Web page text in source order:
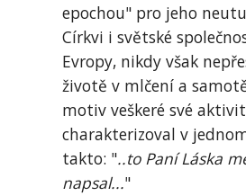
epochou" pro jeho
Církvi i světské
Evropy, nikdy však
životě v mlčení a
motiv veškeré své
charakterizoval v
takto: "..to Paní Láska
napsal..."